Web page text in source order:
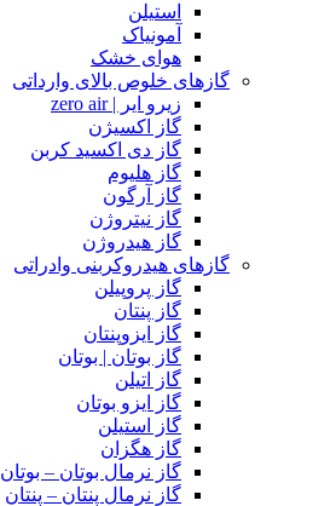
استیلن
آمونیاک
هوای خشک
گازهای خلوص بالای وارداتی
زیرو ایر | zero air
گاز اکسیژن
گاز دی اکسید کربن
گاز هلیوم
گاز آرگون
گاز نیتروژن
گاز هیدروژن
گازهای هیدروکربنی وادراتی
گاز پروپیلن
گاز پنتان
گاز ایزوپنتان
گاز بوتان | بوتان
گاز اتیلن
گاز ایزو بوتان
گاز استیلن
گاز هگزان
گاز نرمال بوتان – بوتان
گاز نرمال پنتان – پنتان